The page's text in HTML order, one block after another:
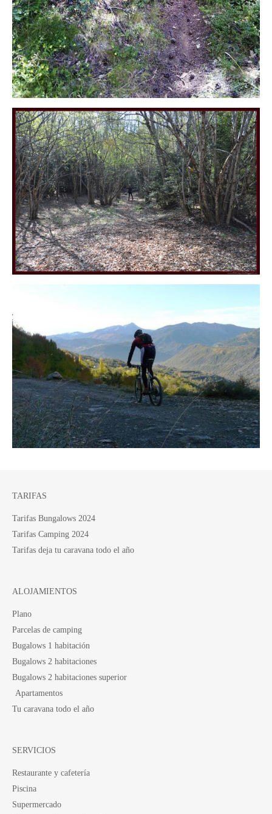
TARIFAS
Tarifas Bungalows 2024
Tarifas Camping 2024
Tarifas deja tu caravana todo el año
ALOJAMIENTOS
Plano
Parcelas de camping
Bugalows 1 habitación
Bugalows 2 habitaciones
Bugalows 2 habitaciones superior
Apartamentos
Tu caravana todo el año
SERVICIOS
Restaurante y cafetería
Piscina
Supermercado